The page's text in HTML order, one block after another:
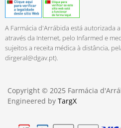
A Farmácia d'Arrábida está autorizada
através da Internet, pelo Infarmed e
sujeitos a receita médica à distância,
dirgeral@dgav.pt).
Copyright © 2025 Farmácia
Engineered by TargX